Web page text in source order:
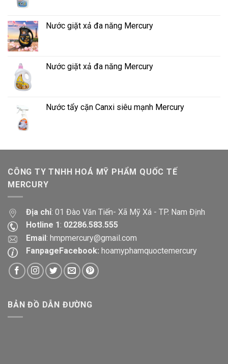
Nước giặt xả đa năng Mercury
Nước giặt xả đa năng Mercury
Nước tẩy cặn Canxi siêu mạnh Mercury
CÔNG TY TNHH HOÁ MỸ PHẨM QUỐC TẾ
MERCURY
Địa chỉ: 01 Đào Văn Tiến- Xã Mỹ Xá - TP. Nam Định
Hotline 1: 02286.583.555
Email: hmpmercury@gmail.com
FanpageFacebook: hoamyphamquoctemercury
BẢN ĐỒ DẪN ĐƯỜNG